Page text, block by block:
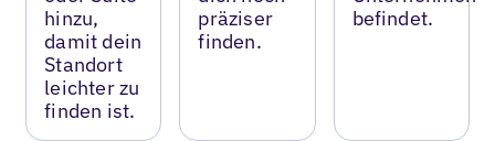
hinzu,
damit dein
Standort
leichter zu
finden ist.
präziser
finden.
befindet.